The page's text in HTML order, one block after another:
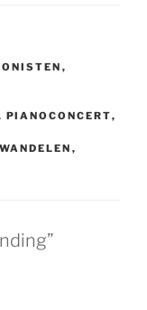
,
PIANOCONCERT,
WANDELEN ,